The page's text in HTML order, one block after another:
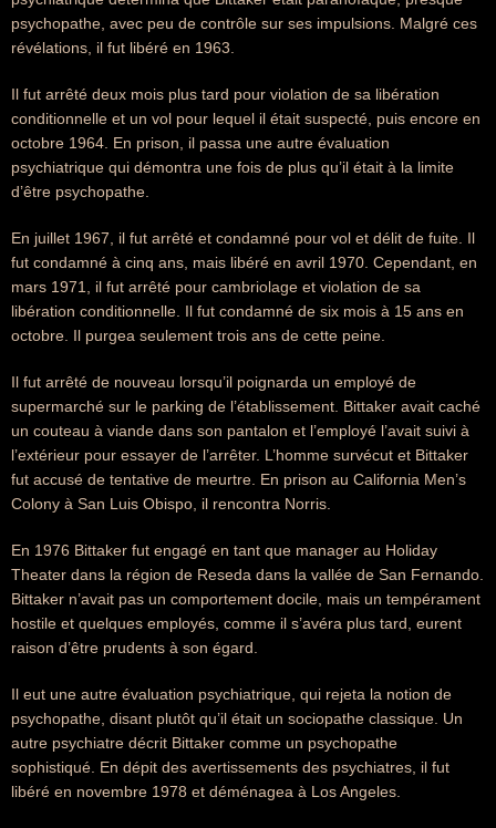
psychopathe, avec peu de contrôle sur ses impulsions. Malgré ces
révélations, il fut libéré en 1963.
Il fut arrêté deux mois plus tard pour violation de sa libération
conditionnelle et un vol pour lequel il était suspecté, puis encore en
octobre 1964. En prison, il passa une autre évaluation
psychiatrique qui démontra une fois de plus qu’il était à la limite
d’être psychopathe.
En juillet 1967, il fut arrêté et condamné pour vol et délit de fuite. Il
fut condamné à cinq ans, mais libéré en avril 1970. Cependant, en
mars 1971, il fut arrêté pour cambriolage et violation de sa
libération conditionnelle. Il fut condamné de six mois à 15 ans en
octobre. Il purgea seulement trois ans de cette peine.
Il fut arrêté de nouveau lorsqu’il poignarda un employé de
supermarché sur le parking de l’établissement. Bittaker avait caché
un couteau à viande dans son pantalon et l’employé l’avait suivi à
l’extérieur pour essayer de l’arrêter. L’homme survécut et Bittaker
fut accusé de tentative de meurtre. En prison au California Men’s
Colony à San Luis Obispo, il rencontra Norris.
En 1976 Bittaker fut engagé en tant que manager au Holiday
Theater dans la région de Reseda dans la vallée de San Fernando.
Bittaker n’avait pas un comportement docile, mais un tempérament
hostile et quelques employés, comme il s’avéra plus tard, eurent
raison d’être prudents à son égard.
Il eut une autre évaluation psychiatrique, qui rejeta la notion de
psychopathe, disant plutôt qu’il était un sociopathe classique. Un
autre psychiatre décrit Bittaker comme un psychopathe
sophistiqué. En dépit des avertissements des psychiatres, il fut
libéré en novembre 1978 et déménagea à Los Angeles.